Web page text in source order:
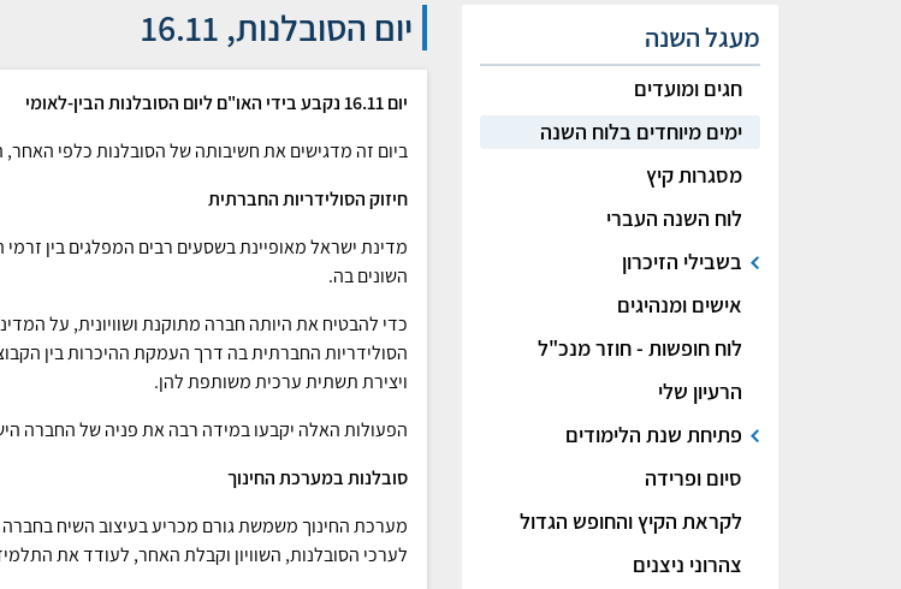
יום הסובלנות, 16.11
יום 16.11 נקבע בידי האו"ם ליום הסובלנות הבין-לאומי
ביום זה מדגישים את חשיבותה של הסובלנות כלפי האחר,
חיזוק הסולידריות החברתית
מדינת ישראל מאופיינת בשסעים רבים המפלגים בין זרמי
השונים בה.
כדי להבטיח את היותה חברה מתוקנת ושוויונית, על
הסולידריות החברתית בה דרך העמקת ההיכרות בין
ויצירת תשתית ערכית משותפת להן.
הפעולות האלה יקבעו במידה רבה את פניה של החברה
סובלנות במערכת החינוך
מערכת החינוך משמשת גורם מכריע בעיצוב השיח
לערכי הסובלנות, השוויון וקבלת האחר, לעודד את
מעגל השנה
חגים ומועדים
ימים מיוחדים בלוח השנה
מסגרות קיץ
לוח השנה העברי
בשבילי הזיכרון
אישים ומנהיגים
לוח חופשות - חוזר מנכ"ל
הרעיון שלי
פתיחת שנת הלימודים
סיום ופרידה
לקראת הקיץ והחופש הגדול
צהרוני ניצנים